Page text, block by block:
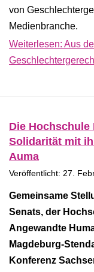
von
Medienbranche.
Weiterlesen: Aus
Die Hochschule
Solidarität mit
Auma
Veröffentlicht: 27.
Gemeinsame
Senats, der
Angewandte
Magdeburg-
Konferenz